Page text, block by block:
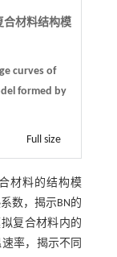
合材料结构模
curves of
formed by
Full size
材料的结构模
数，揭示BN的
复合材料内的
率，揭示不同